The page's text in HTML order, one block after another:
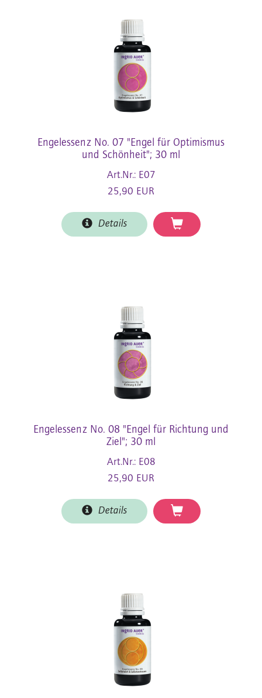
Engelessenz No. 07 "Engel für Optimismus
und Schönheit"; 30 ml
Art.Nr.: E07
25,90 EUR
Details
Engelessenz No. 08 "Engel für Richtung und
Ziel"; 30 ml
Art.Nr.: E08
25,90 EUR
Details